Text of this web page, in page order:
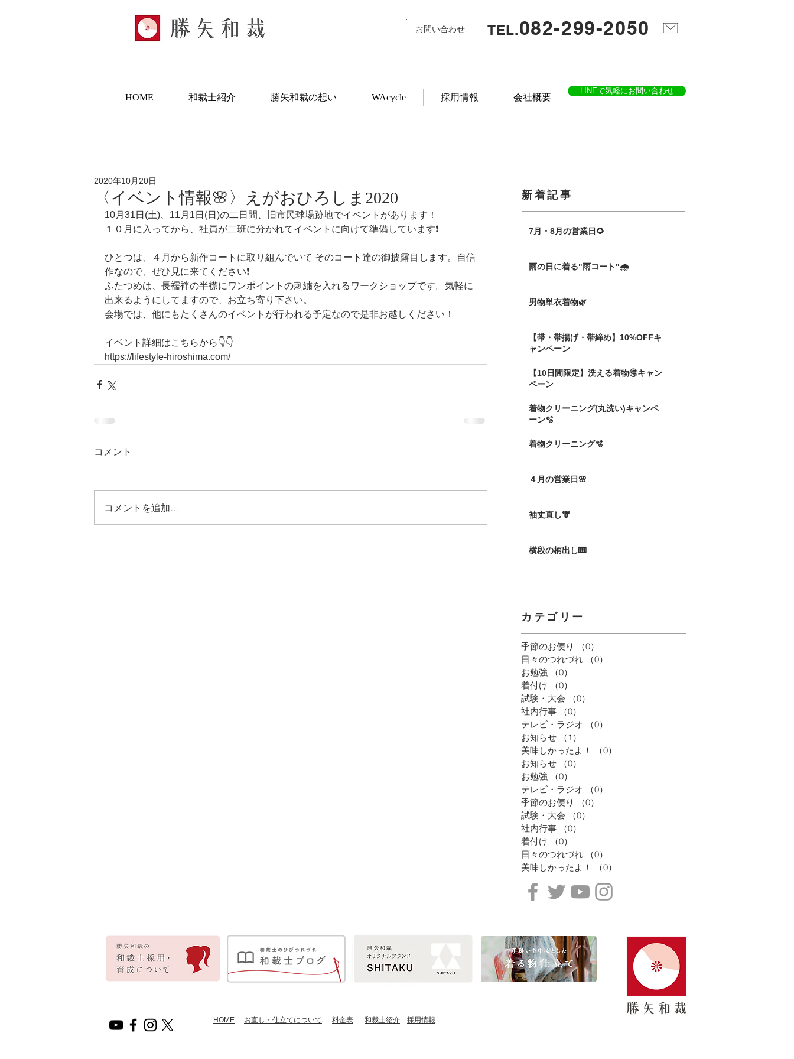
お問い合わせ TEL.082-299-2050
HOME 和裁士紹介 勝矢和裁の想い WAcycle 採用情報 会社概要
LINEで気軽にお問い合わせ
​新着記事
7月・8月の営業日🌻
雨の日に着る"雨コート"🌧️
男物単衣着物🌿
【帯・帯揚げ・帯締め】10%OFFキ
ャンペーン
【10日間限定】洗える着物🉐キャン
ペーン
着物クリーニング(丸洗い)キャンペ
ーン🫧
着物クリーニング🫧
４月の営業日🌸
袖丈直し👘
横段の柄出し🎹
カテゴリー
季節のお便り （0）
日々のつれづれ
（0）
お勉強
（0）
着付け
（0）
試験・大会
（0）
社内行事
（0）
テレビ・ラジオ
（0）
お知らせ
（1）
美味しかったよ！
（0）
お知らせ
（0）
お勉強
（0）
テレビ・ラジオ
（0）
季節のお便り
（0）
試験・大会
（0）
社内行事
（0）
着付け
（0）
日々のつれづれ
（0）
美味しかったよ！
（0）
〈イベント情報🌸〉えがおひろしま2020
2020年10月20日
10月31日(土)、11月1日(日)の二日間、旧市民球場跡地でイベントがあります！
１０月に入ってから、社員が二班に分かれてイベントに向けて準備しています❗
ひとつは、４月から新作コートに取り組んでいて そのコート達の御披露目します。自信
作なので、ぜひ見に来てください❗
ふたつめは、長襦袢の半襟にワンポイントの刺繍を入れるワークショップです。気軽に
出来るようにしてますので、お立ち寄り下さい。
会場では、他にもたくさんのイベントが行われる予定なので是非お越しください！
イベント詳細はこちらから👇👇
https://lifestyle-hiroshima.com/
コメント
コメントを追加…
HOME ​お直し・仕立てについて ​料金表 ​和裁士紹介 ​採用情報